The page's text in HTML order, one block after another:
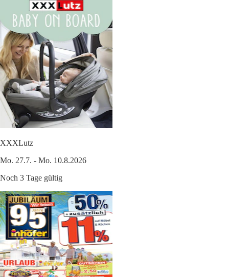
XXXLutz
Mo. 27.7. - Mo. 10.8.2026
Noch 3 Tage gültig